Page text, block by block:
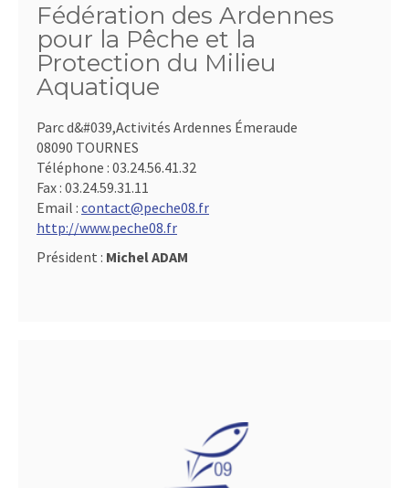
Fédération des Ardennes
pour la Pêche et la
Protection du Milieu
Aquatique
Parc d&#039,Activités Ardennes Émeraude
08090 TOURNES
Téléphone : 03.24.56.41.32
Fax : 03.24.59.31.11
Email : contact@peche08.fr
http://www.peche08.fr
Président : Michel ADAM